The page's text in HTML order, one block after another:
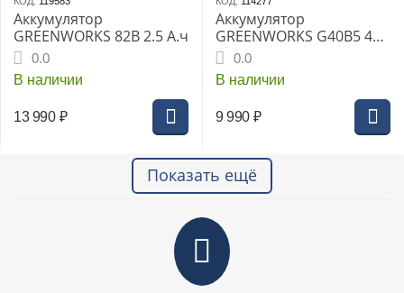
Аккумулятор
GREENWORKS 82В 2.5 А.ч
0.0
В наличии
13 990 ₽
Аккумулятор
GREENWORKS G40B5 40В
5Ач Li-ion время зарядки
от 50 до 150мин
(2927207gw)
0.0
В наличии
9 990 ₽
Показать ещё